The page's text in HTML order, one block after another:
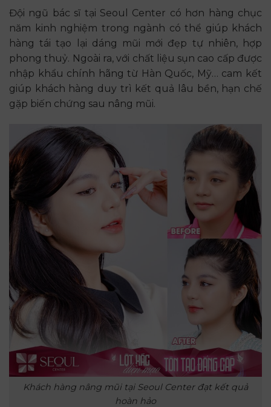
Đội ngũ bác sĩ tại Seoul Center có hơn hàng chục
năm kinh nghiệm trong ngành có thể giúp khách
hàng tái tạo lại dáng mũi mới đẹp tự nhiên, hợp
phong thuỷ. Ngoài ra, với chất liệu sụn cao cấp được
nhập khẩu chính hãng từ Hàn Quốc, Mỹ… cam kết
giúp khách hàng duy trì kết quả lâu bền, hạn chế
gặp biến chứng sau nâng mũi.
Khách hàng nâng mũi tại Seoul Center đạt kết quả
hoàn hảo